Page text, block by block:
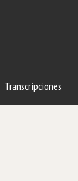
Transcripciones